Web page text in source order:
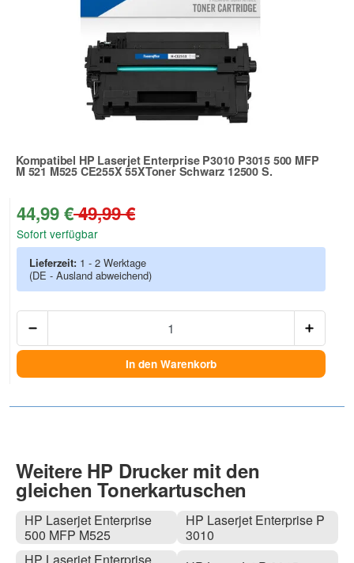
Kompatibel HP Laserjet Enterprise P3010 P3015 500 MFP
M 521 M525 CE255X 55XToner Schwarz 12500 S.
Zur Artikelbewertung
44,99 €49,99 €
Sofort verfügbar
Lieferzeit: 1 - 2 Werktage
(DE - Ausland abweichend)
In den Warenkorb
Weitere HP Drucker mit den
gleichen Tonerkartuschen
HP Laserjet Enterprise
500 MFP M525
HP Laserjet Enterprise
HP Laserjet Enterprise P
3010